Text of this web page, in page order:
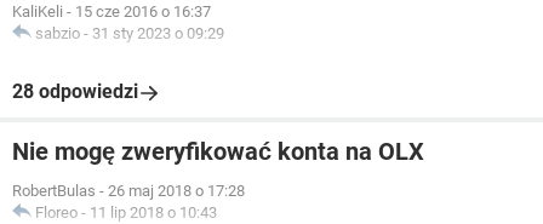
KaliKeli - 15 cze 2016 o 16:37
sabzio - 31 sty 2023 o 09:29
28 odpowiedzi
Nie mogę zweryfikować konta na OLX
RobertBulas - 26 maj 2018 o 17:28
Floreo - 11 lip 2018 o 10:43